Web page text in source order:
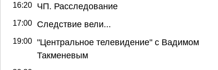
16:20 ЧП. Расследование
17:00 Следствие вели...
19:00 "Центральное телевидение" с Вадимом
Такменевым